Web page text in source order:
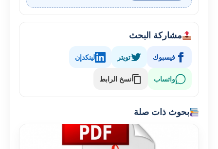
مشاركة البحث
فيسبوك تويتر لينكدإن
واتساب نسخ الرابط
بحوث ذات صلة